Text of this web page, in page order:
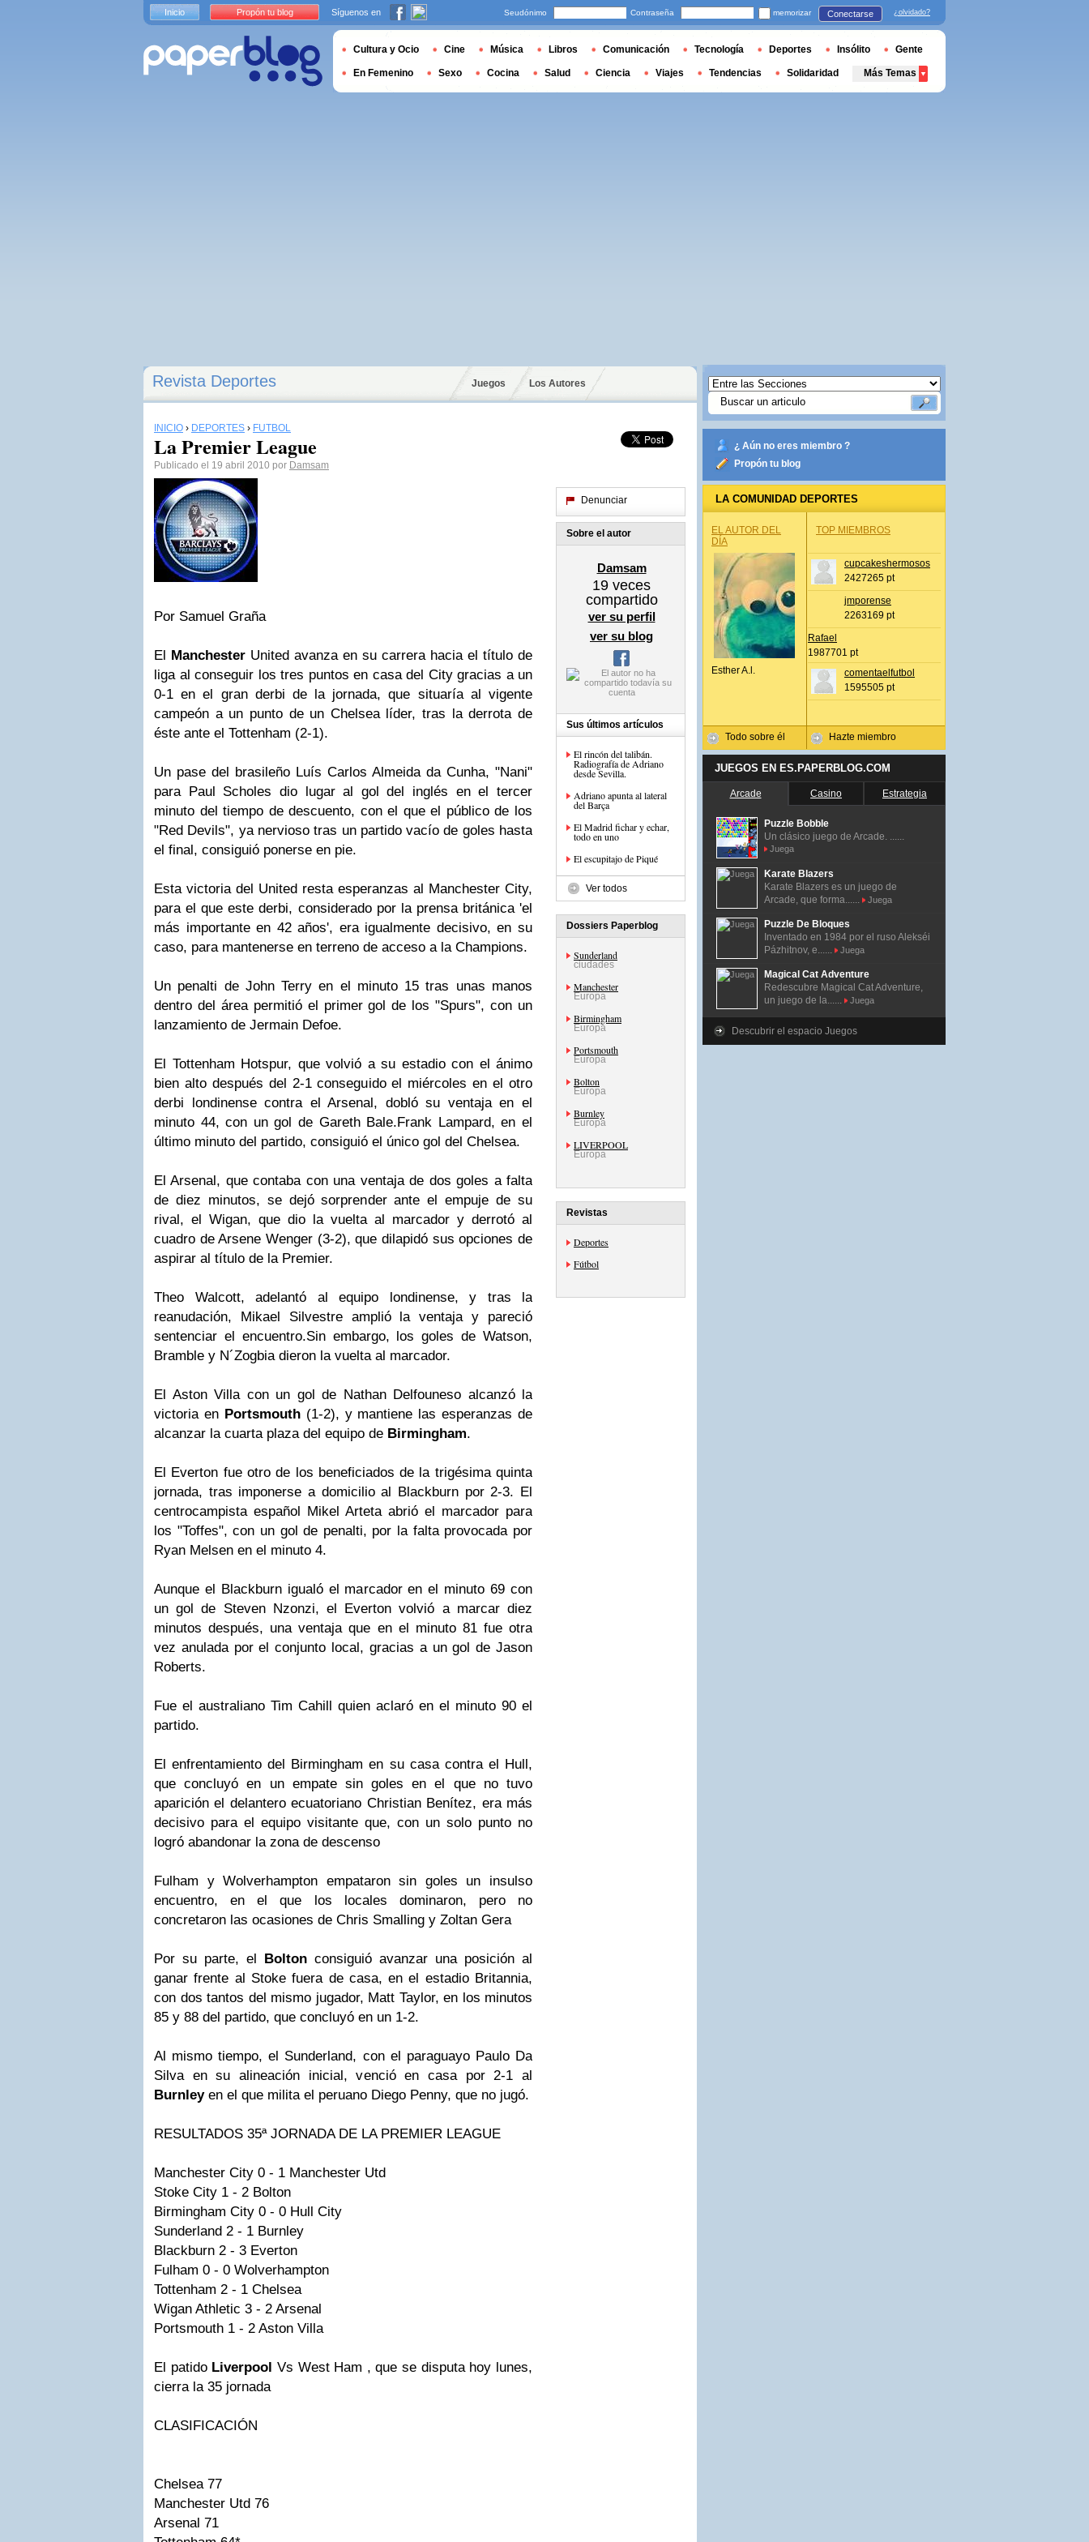
Revista Deportes Juegos Los Autores
INICIO › DEPORTES › FÚTBOL
La Premier League
Publicado el 19 abril 2010 por Damsam
Por Samuel Graña
El Manchester United avanza en su carrera hacia el título de
liga al conseguir los tres puntos en casa del City gracias a un
0-1 en el gran derbi de la jornada, que situaría al vigente
campeón a un punto de un Chelsea líder, tras la derrota de
éste ante el Tottenham (2-1).
Un pase del brasileño Luís Carlos Almeida da Cunha, "Nani"
para Paul Scholes dio lugar al gol del inglés en el tercer
minuto del tiempo de descuento, con el que el público de los
"Red Devils", ya nervioso tras un partido vacío de goles hasta
el final, consiguió ponerse en pie.
Esta victoria del United resta esperanzas al Manchester City,
para el que este derbi, considerado por la prensa británica 'el
más importante en 42 años', era igualmente decisivo, en su
caso, para mantenerse en terreno de acceso a la Champions.
Un penalti de John Terry en el minuto 15 tras unas manos
dentro del área permitió el primer gol de los "Spurs", con un
lanzamiento de Jermain Defoe.
El Tottenham Hotspur, que volvió a su estadio con el ánimo
bien alto después del 2-1 conseguido el miércoles en el otro
derbi londinense contra el Arsenal, dobló su ventaja en el
minuto 44, con un gol de Gareth Bale.Frank Lampard, en el
último minuto del partido, consiguió el único gol del Chelsea.
El Arsenal, que contaba con una ventaja de dos goles a falta
de diez minutos, se dejó sorprender ante el empuje de su
rival, el Wigan, que dio la vuelta al marcador y derrotó al
cuadro de Arsene Wenger (3-2), que dilapidó sus opciones de
aspirar al título de la Premier.
Theo Walcott, adelantó al equipo londinense, y tras la
reanudación, Mikael Silvestre amplió la ventaja y pareció
sentenciar el encuentro.Sin embargo, los goles de Watson,
Bramble y N´Zogbia dieron la vuelta al marcador.
El Aston Villa con un gol de Nathan Delfouneso alcanzó la
victoria en Portsmouth(1-2), y mantiene las esperanzas de
alcanzar la cuarta plaza del equipo de Birmingham.
El Everton fue otro de los beneficiados de la trigésima quinta
jornada, tras imponerse a domicilio al Blackburn por 2-3. El
centrocampista español Mikel Arteta abrió el marcador para
los "Toffes", con un gol de penalti, por la falta provocada por
Ryan Melsen en el minuto 4.
Aunque el Blackburn igualó el marcador en el minuto 69 con
un gol de Steven Nzonzi, el Everton volvió a marcar diez
minutos después, una ventaja que en el minuto 81 fue otra
vez anulada por el conjunto local, gracias a un gol de Jason
Roberts.
Fue el australiano Tim Cahill quien aclaró en el minuto 90 el
partido.
El enfrentamiento del Birmingham en su casa contra el Hull,
que concluyó en un empate sin goles en el que no tuvo
aparición el delantero ecuatoriano Christian Benítez, era más
decisivo para el equipo visitante que, con un solo punto no
logró abandonar la zona de descenso
Fulham y Wolverhampton empataron sin goles un insulso
encuentro, en el que los locales dominaron, pero no
concretaron las ocasiones de Chris Smalling y Zoltan Gera
Por su parte, el Bolton consiguió avanzar una posición al
ganar frente al Stoke fuera de casa, en el estadio Britannia,
con dos tantos del mismo jugador, Matt Taylor, en los minutos
85 y 88 del partido, que concluyó en un 1-2.
Al mismo tiempo, el Sunderland, con el paraguayo Paulo Da
Silva en su alineación inicial, venció en casa por 2-1 al
Burnleyen el que milita el peruano Diego Penny, que no jugó.
RESULTADOS 35ª JORNADA DE LA PREMIER LEAGUE
Manchester City 0 - 1 Manchester Utd
Stoke City 1 - 2 Bolton
Birmingham City 0 - 0 Hull City
Sunderland 2 - 1 Burnley
Blackburn 2 - 3 Everton
Fulham 0 - 0 Wolverhampton
Tottenham 2 - 1 Chelsea
Wigan Athletic 3 - 2 Arsenal
Portsmouth 1 - 2 Aston Villa
El patido Liverpool Vs West Ham , que se disputa hoy lunes,
cierra la 35 jornada
CLASIFICACIÓN
Chelsea 77
Manchester Utd 76
Arsenal 71
Denunciar
Sobre el autor
Damsam
19 veces
compartido
ver su perfil
ver su blog
Sus últimos artículos
El rincón del talibán.
Radiografía de Adriano
desde Sevilla.
Adriano apunta al lateral
del Barça
El Madrid fichar y echar,
todo en uno
El escupitajo de Piqué
Ver todos
Dossiers Paperblog
Sunderland
ciudades
Manchester
Europa
Birmingham
Europa
Portsmouth
Europa
Bolton
Europa
Burnley
Europa
LIVERPOOL
Europa
Revistas
Deportes
Fútbol
¿ Aún no eres miembro ?
Propón tu blog
LA COMUNIDAD DEPORTES
EL AUTOR DEL
DÍA
Esther A.l.
Todo sobre él
TOP MIEMBROS
cupcakeshermosos
2427265 pt
jmporense
2263169 pt
Rafael
1987701 pt
comentaelfutbol
1595505 pt
Hazte miembro
JUEGOS EN ES.PAPERBLOG.COM
Arcade Casino Estrategia
Puzzle Bobble
Un clásico juego de Arcade. ......
Juega
Karate Blazers
Karate Blazers es un juego de
Arcade, que forma......
Juega
Puzzle De Bloques
Inventado en 1984 por el ruso Alekséi
Pázhitnov, e......
Juega
Magical Cat Adventure
Redescubre Magical Cat Adventure,
un juego de la......
Juega
Descubrir el espacio Juegos
Inicio Propón tu blog Síguenos en Seudónimo Contraseña memorizar Conectarse ¿olvidado?
Cultura y Ocio Cine Música Libros Comunicación Tecnología Deportes Insólito Gente
En Femenino Sexo Cocina Salud Ciencia Viajes Tendencias Solidaridad Más Temas